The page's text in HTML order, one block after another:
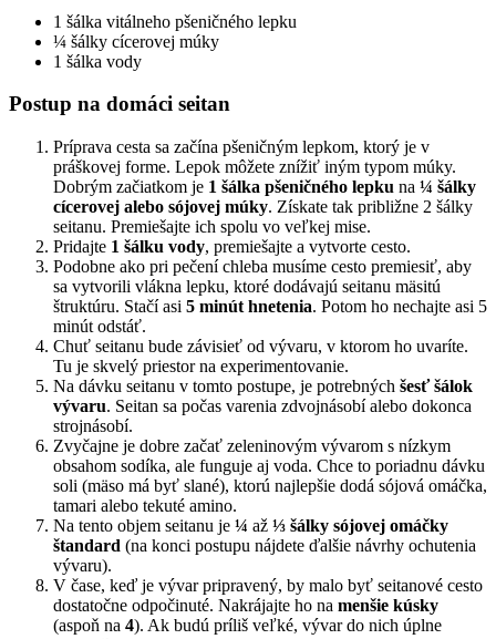
1 šálka vitálneho pšeničného lepku
¼ šálky cícerovej múky
1 šálka vody
Postup na domáci seitan
Príprava cesta sa začína pšeničným lepkom, ktorý je v
práškovej forme. Lepok môžete znížiť iným typom múky.
Dobrým začiatkom je 1 šálka pšeničného lepku na ¼ šálky
cícerovej alebo sójovej múky. Získate tak približne 2 šálky
seitanu. Premiešajte ich spolu vo veľkej mise.
Pridajte 1 šálku vody, premiešajte a vytvorte cesto.
Podobne ako pri pečení chleba musíme cesto premiesiť, aby
sa vytvorili vlákna lepku, ktoré dodávajú seitanu mäsitú
štruktúru. Stačí asi 5 minút hnetenia. Potom ho nechajte asi 5
minút odstáť.
Chuť seitanu bude závisieť od vývaru, v ktorom ho uvaríte.
Tu je skvelý priestor na experimentovanie.
Na dávku seitanu v tomto postupe, je potrebných šesť šálok
vývaru. Seitan sa počas varenia zdvojnásobí alebo dokonca
strojnásobí.
Zvyčajne je dobre začať zeleninovým vývarom s nízkym
obsahom sodíka, ale funguje aj voda. Chce to poriadnu dávku
soli (mäso má byť slané), ktorú najlepšie dodá sójová omáčka,
tamari alebo tekuté amino.
Na tento objem seitanu je ¼ až ⅓ šálky sójovej omáčky
štandard (na konci postupu nájdete ďalšie návrhy ochutenia
vývaru).
V čase, keď je vývar pripravený, by malo byť seitanové cesto
dostatočne odpočinuté. Nakrájajte ho na menšie kúsky
(aspoň na 4). Ak budú príliš veľké, vývar do nich úplne